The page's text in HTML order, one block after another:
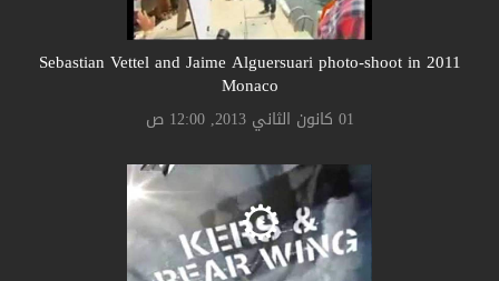
2011 Sebastian Vettel and Jaime Alguersuari photo-shoot in
Monaco
01 كانون الثاني 2013, 12:00 ص